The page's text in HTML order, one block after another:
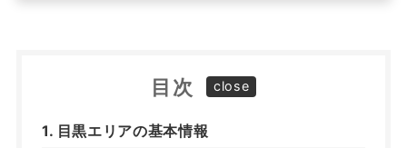
目次
目黒エリアの基本情報